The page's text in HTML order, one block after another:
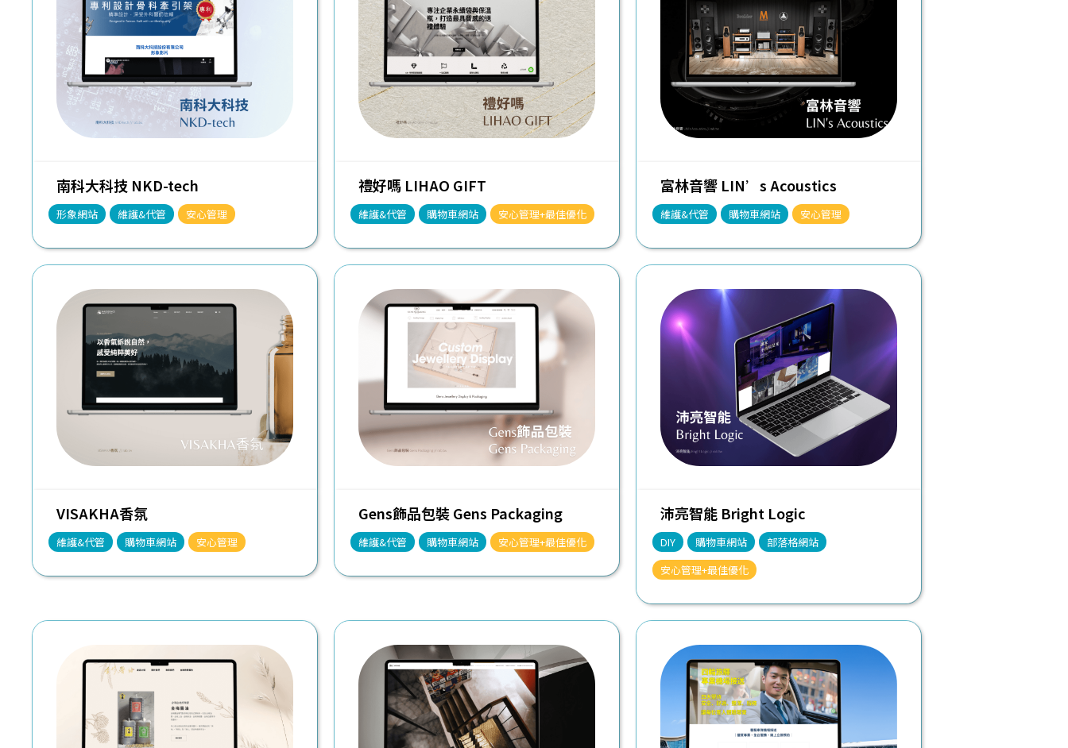
南科大科技 NKD-tech
形象網站 維護&代管 安心管理
禮好嗎 LIHAO GIFT
維護&代管 購物車網站 安心管理+最佳優化
富林音響 LIN’s Acoustics
維護&代管 購物車網站 安心管理
VISAKHA香氛
維護&代管 購物車網站 安心管理
Gens飾品包裝 Gens Packaging
維護&代管 購物車網站 安心管理+最佳優化
沛亮智能 Bright Logic
DIY 購物車網站
部落格網站
安心管理+最佳優化